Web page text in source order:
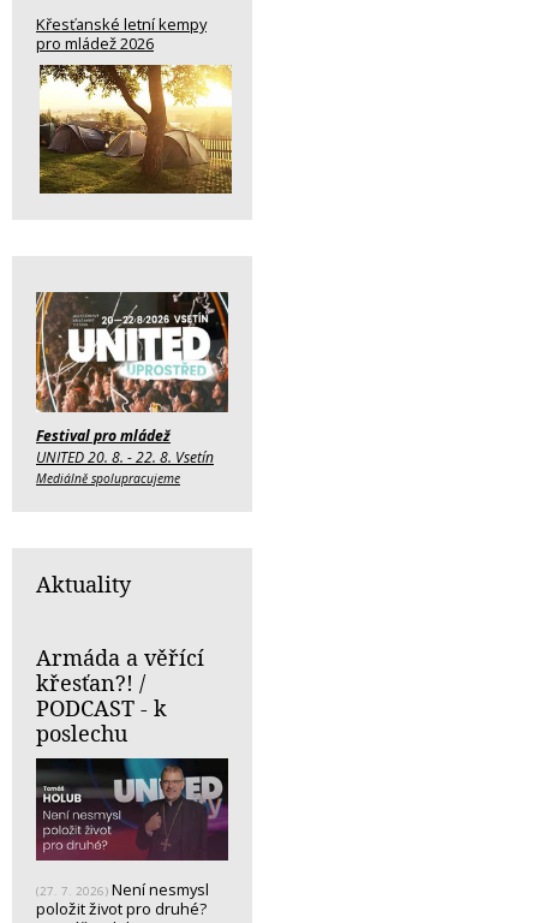
Křesťanské letní kempy
pro mládež 2026
Festival pro mládež
UNITED 20. 8. - 22. 8. Vsetín
Mediálně spolupracujeme
Aktuality
Armáda a věřící
křesťan?! /
PODCAST - k
poslechu
(27. 7. 2026) Není nesmysl
položit život pro druhé?